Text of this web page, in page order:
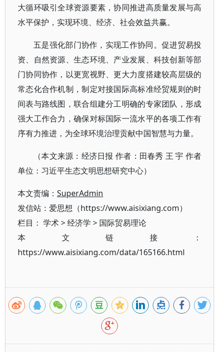
大循环吸引全球资源要素，协同推进高质量发展与高
水平保护，实现环境、经济、社会效益共赢。
五是强化部门协作，实现工作协同。促进贸易投
资、自然资源、生态环境、产业发展、科技创新等部
门协同协作，以更宽视野、更大力度搭建较高层级的
常态化合作机制，制定对接国际高标准经贸规则的时
间表与路线图，联合组建分工明确的专家团队，形成
强大工作合力，确保对标国际一流水平的各项工作有
序有力推进，为全球环境治理贡献中国智慧与力量。
（本文来源：经济日报 作者：田春秀 王 宇 作者
单位：习近平生态文明思想研究中心）
本文责编： SuperAdmin
发信站：爱思想（https://www.aisixiang.com）
栏目： 学术>经济学 > 国际贸易理论
本文链接：
https://www.aisixiang.com/data/165166.html